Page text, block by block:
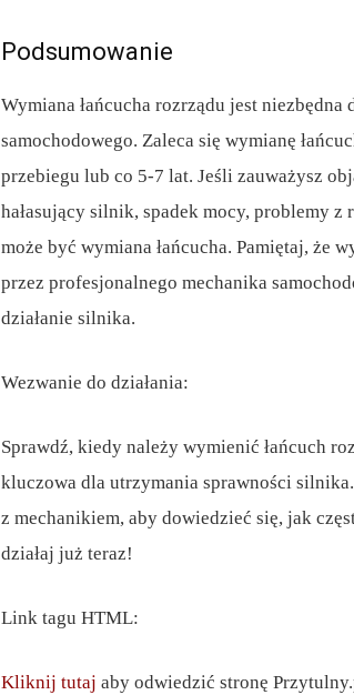
Podsumowanie
Wymiana łańcucha rozrządu jest
samochodowego. Zaleca się wymianę
przebiegu lub co 5-7 lat. Jeśli zauważysz
hałasujący silnik, spadek mocy, problemy
może być wymiana łańcucha. Pamiętaj, że
przez profesjonalnego mechanika
działanie silnika.
Wezwanie do działania:
Sprawdź, kiedy należy wymienić łańcuch
kluczowa dla utrzymania sprawności
z mechanikiem, aby dowiedzieć się, jak
działaj już teraz!
Link tagu HTML:
Kliknij tutaj aby odwiedzić stronę